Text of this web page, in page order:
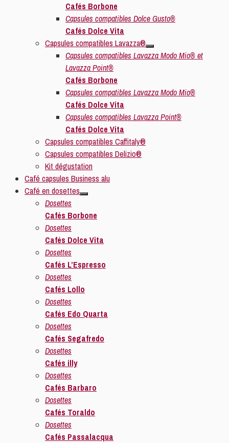
Cafés Borbone
Capsules compatibles Dolce Gusto®
Cafés Dolce Vita
Capsules compatibles Lavazza®
Capsules compatibles Lavazza Modo Mio® et
Lavazza Point®
Cafés Borbone
Capsules compatibles Lavazza Modo Mio®
Cafés Dolce Vita
Capsules compatibles Lavazza Point®
Cafés Dolce Vita
Capsules compatibles Caffitaly®
Capsules compatibles Delizio®
Kit dégustation
Café capsules Business alu
Café en dosettes
Dosettes
Cafés Borbone
Dosettes
Cafés Dolce Vita
Dosettes
Cafés L’Espresso
Dosettes
Cafés Lollo
Dosettes
Cafés Edo Quarta
Dosettes
Cafés Segafredo
Dosettes
Cafés illy
Dosettes
Cafés Barbaro
Dosettes
Cafés Toraldo
Dosettes
Cafés Passalacqua